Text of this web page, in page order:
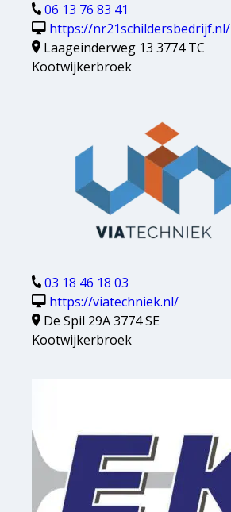
06 13 76 83 41
https://nr21schildersbedrijf.nl/
Laageinderweg 13 3774 TC
Kootwijkerbroek
03 18 46 18 03
https://viatechniek.nl/
De Spil 29A 3774 SE
Kootwijkerbroek